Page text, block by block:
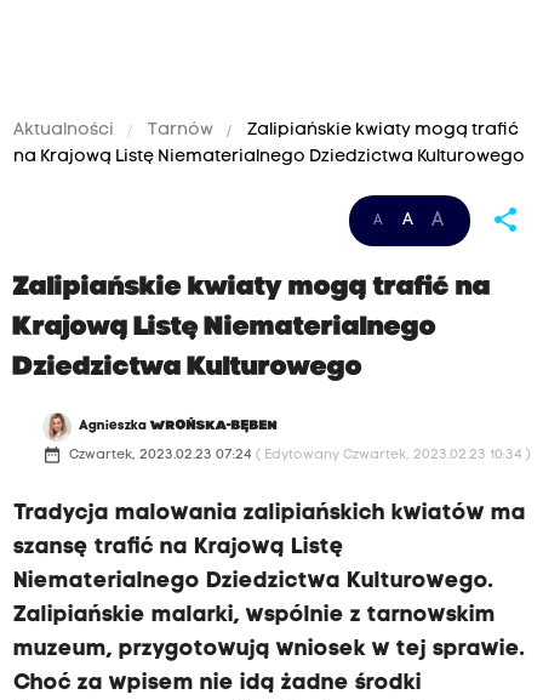
Aktualności Tarnów
Zalipiańskie kwiaty mogą trafić
na Krajową Listę Niematerialnego Dziedzictwa Kulturowego
A A A share
Zalipiańskie kwiaty mogą trafić na
Krajową Listę Niematerialnego
Dziedzictwa Kulturowego
AgnieszkaWROŃSKA-BĘBEN
date_range Czwartek, 2023.02.23 07:24 ( Edytowany Czwartek, 2023.02.23 10:34 )
Tradycja malowania zalipiańskich kwiatów ma
szansę trafić na Krajową Listę
Niematerialnego Dziedzictwa Kulturowego.
Zalipiańskie malarki, wspólnie z tarnowskim
muzeum, przygotowują wniosek w tej sprawie.
Choć za wpisem nie idą żadne środki